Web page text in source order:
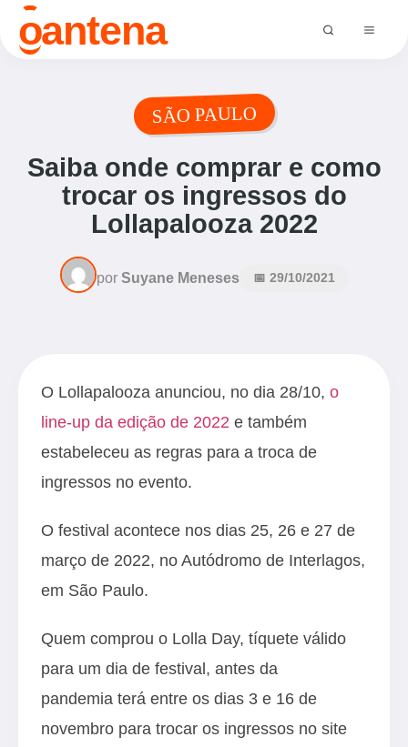
oantena
SÃO PAULO
Saiba onde comprar e como
trocar os ingressos do
Lollapalooza 2022
por Suyane Meneses 📅 29/10/2021
O Lollapalooza anunciou, no dia 28/10, o
line-up da edição de 2022 e também
estabeleceu as regras para a troca de
ingressos no evento.
O festival acontece nos dias 25, 26 e 27 de
março de 2022, no Autódromo de Interlagos,
em São Paulo.
Quem comprou o Lolla Day, tíquete válido
para um dia de festival, antes da
pandemia terá entre os dias 3 e 16 de
novembro para trocar os ingressos no site